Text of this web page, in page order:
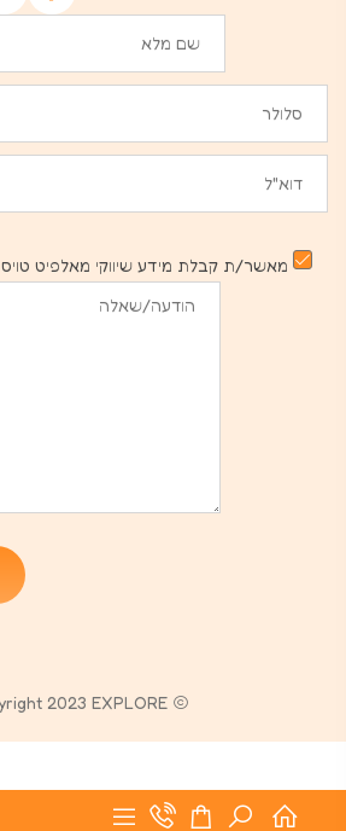
מאשר/ת קבלת מידע שיווקי מאלפיט טויס